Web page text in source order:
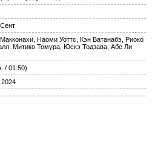
ком.
Наоми Уоттс, Кэн Ватанабэ, Риоко
Митико Томура, Юскэ Тодзава, Абе Ли
/ 01:50)